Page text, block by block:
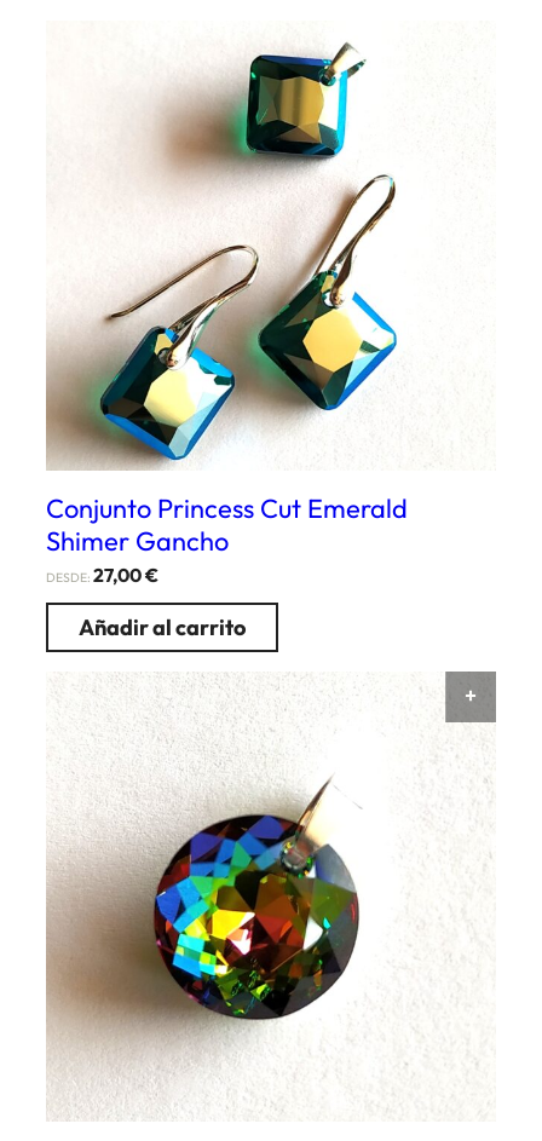
Conjunto Princess Cut Emerald
Shimer Gancho
DESDE: 27,00€
Añadir al carrito